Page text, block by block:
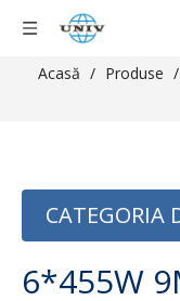
Acasă / Produse /
CATEGORIA
6*455W